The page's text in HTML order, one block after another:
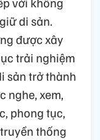
di sản.
được xây
trải nghiệm
sản trở thành
nghe, xem,
phong tục,
thống